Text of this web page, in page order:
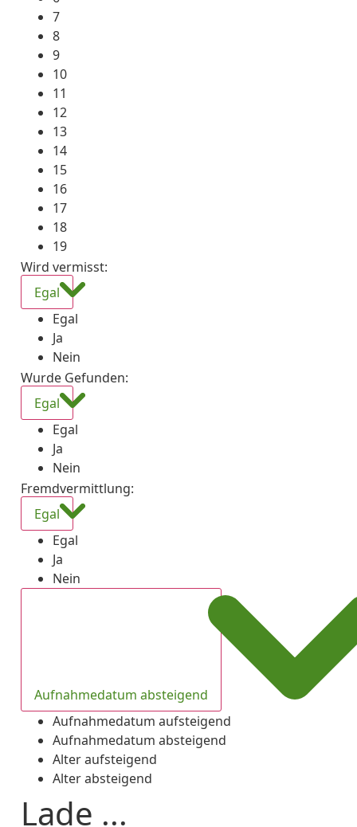
7
8
9
10
11
12
13
14
15
16
17
18
19
Wird vermisst:
Egal
Egal
Ja
Nein
Wurde Gefunden:
Egal
Egal
Ja
Nein
Fremdvermittlung:
Egal
Egal
Ja
Nein
Aufnahmedatum absteigend
Aufnahmedatum aufsteigend
Aufnahmedatum absteigend
Alter aufsteigend
Alter absteigend
Lade ...